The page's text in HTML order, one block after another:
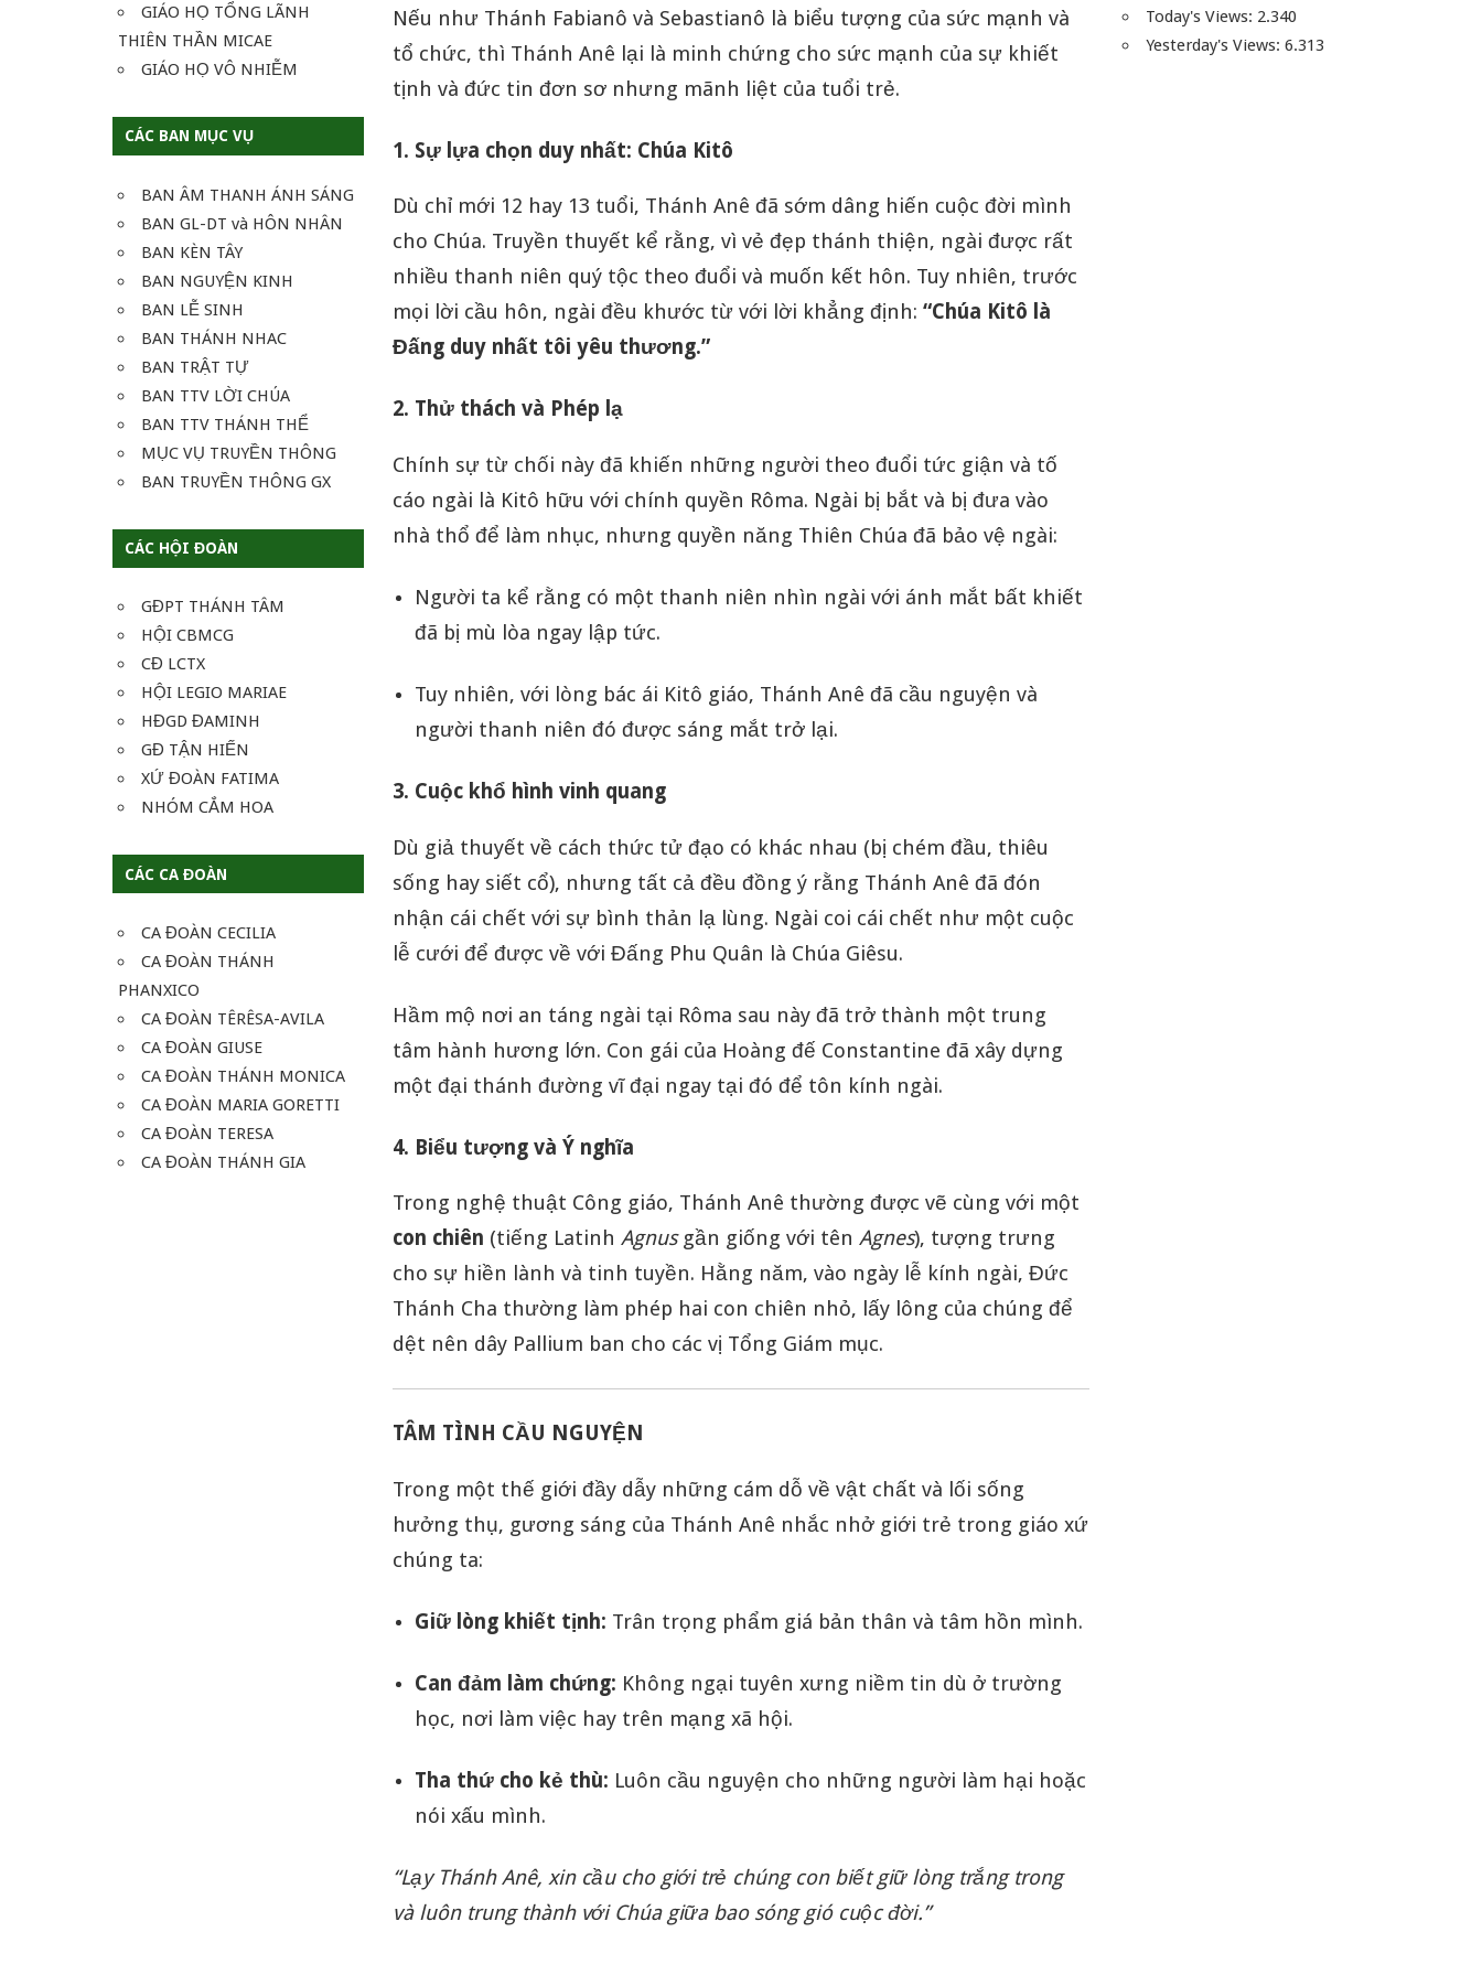
GIÁO HỌ TỔNG LÃNH
THIÊN THẦN MICAE
GIÁO HỌ VÔ NHIỄM
CÁC BAN MỤC VỤ
BAN ÂM THANH ÁNH SÁNG
BAN GL-DT và HÔN NHÂN
BAN KÈN TÂY
BAN NGUYỆN KINH
BAN LỄ SINH
BAN THÁNH NHAC
BAN TRẬT TỰ
BAN TTV LỜI CHÚA
BAN TTV THÁNH THỂ
MỤC VỤ TRUYỀN THÔNG
BAN TRUYỀN THÔNG GX
CÁC HỘI ĐOÀN
GĐPT THÁNH TÂM
HỘI CBMCG
CĐ LCTX
HỘI LEGIO MARIAE
HĐGD ĐAMINH
GĐ TẬN HIẾN
XỨ ĐOÀN FATIMA
NHÓM CẮM HOA
CÁC CA ĐOÀN
CA ĐOÀN CECILIA
CA ĐOÀN THÁNH
PHANXICO
CA ĐOÀN TÊRÊSA-AVILA
CA ĐOÀN GIUSE
CA ĐOÀN THÁNH MONICA
CA ĐOÀN MARIA GORETTI
CA ĐOÀN TERESA
CA ĐOÀN THÁNH GIA
Nếu như Thánh Fabianô và Sebastianô là biểu tượng của sức mạnh và
tổ chức, thì Thánh Anê lại là minh chứng cho sức mạnh của sự khiết
tịnh và đức tin đơn sơ nhưng mãnh liệt của tuổi trẻ.
1. Sự lựa chọn duy nhất: Chúa Kitô
Dù chỉ mới 12 hay 13 tuổi, Thánh Anê đã sớm dâng hiến cuộc đời mình
cho Chúa. Truyền thuyết kể rằng, vì vẻ đẹp thánh thiện, ngài được rất
nhiều thanh niên quý tộc theo đuổi và muốn kết hôn. Tuy nhiên, trước
mọi lời cầu hôn, ngài đều khước từ với lời khẳng định:“Chúa Kitô là
Đấng duy nhất tôi yêu thương.”
2. Thử thách và Phép lạ
Chính sự từ chối này đã khiến những người theo đuổi tức giận và tố
cáo ngài là Kitô hữu với chính quyền Rôma. Ngài bị bắt và bị đưa vào
nhà thổ để làm nhục, nhưng quyền năng Thiên Chúa đã bảo vệ ngài:
Người ta kể rằng có một thanh niên nhìn ngài với ánh mắt bất khiết
đã bị mù lòa ngay lập tức.
Tuy nhiên, với lòng bác ái Kitô giáo, Thánh Anê đã cầu nguyện và
người thanh niên đó được sáng mắt trở lại.
3. Cuộc khổ hình vinh quang
Dù giả thuyết về cách thức tử đạo có khác nhau (bị chém đầu, thiêu
sống hay siết cổ), nhưng tất cả đều đồng ý rằng Thánh Anê đã đón
nhận cái chết với sự bình thản lạ lùng. Ngài coi cái chết như một cuộc
lễ cưới để được về với Đấng Phu Quân là Chúa Giêsu.
Hầm mộ nơi an táng ngài tại Rôma sau này đã trở thành một trung
tâm hành hương lớn. Con gái của Hoàng đế Constantine đã xây dựng
một đại thánh đường vĩ đại ngay tại đó để tôn kính ngài.
4. Biểu tượng và Ý nghĩa
Trong nghệ thuật Công giáo, Thánh Anê thường được vẽ cùng với một
con chiên (tiếng LatinhAgnusgần giống với tênAgnes), tượng trưng
cho sự hiền lành và tinh tuyền. Hằng năm, vào ngày lễ kính ngài, Đức
Thánh Cha thường làm phép hai con chiên nhỏ, lấy lông của chúng để
dệt nên dây Pallium ban cho các vị Tổng Giám mục.
TÂM TÌNH CẦU NGUYỆN
Trong một thế giới đầy dẫy những cám dỗ về vật chất và lối sống
hưởng thụ, gương sáng của Thánh Anê nhắc nhở giới trẻ trong giáo xứ
chúng ta:
Giữ lòng khiết tịnh: Trân trọng phẩm giá bản thân và tâm hồn mình.
Can đảm làm chứng: Không ngại tuyên xưng niềm tin dù ở trường
học, nơi làm việc hay trên mạng xã hội.
Tha thứ cho kẻ thù: Luôn cầu nguyện cho những người làm hại hoặc
nói xấu mình.
“Lạy Thánh Anê, xin cầu cho giới trẻ chúng con biết giữ lòng trắng trong
và luôn trung thành với Chúa giữa bao sóng gió cuộc đời.”
Today's Views: 2.340
Yesterday's Views:6.313